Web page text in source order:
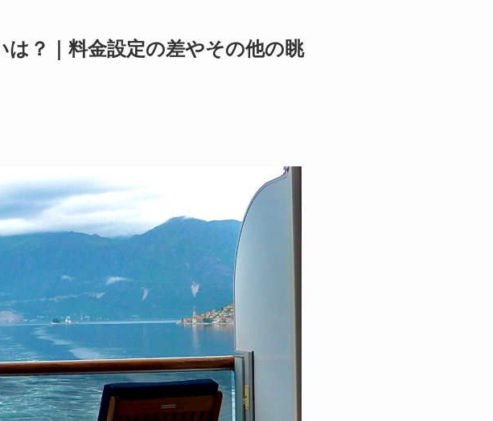
？｜料金設定の差やその他の眺